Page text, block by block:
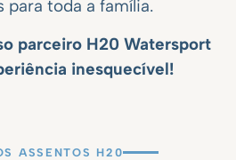
para toda a família.
parceiro H20 Watersport
inesquecível!
ASSENTOS H20